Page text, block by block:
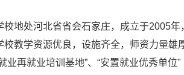
校地处河北省省会石家庄，成立于2005
校教学资源优良，设施齐全，师资力量
业再就业培训基地”、“安置就业优秀单